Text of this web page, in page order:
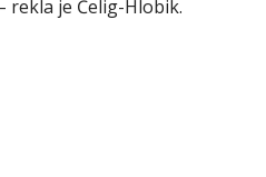
rekla je Čelig-Hlobik.